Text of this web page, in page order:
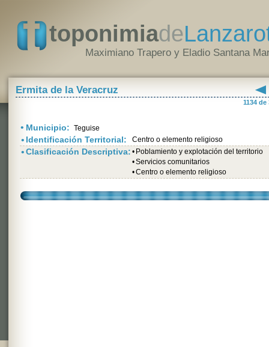
toponimiade
Maximiano Trapero y Eladio Santana
Ermita de la Veracruz
1134 de
• Municipio: Teguise
• Identificación Territorial: Centro o elemento religioso
•Clasificación Descriptiva: • Poblamiento y explotación del territorio
•Servicios comunitarios
•Centro o elemento religioso